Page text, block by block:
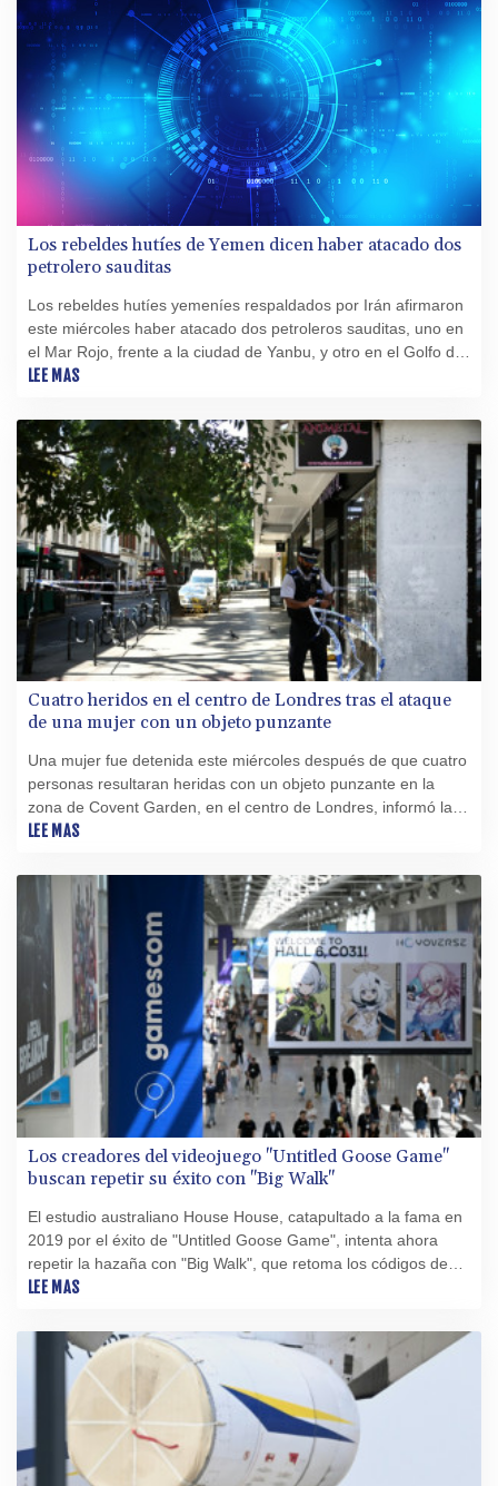
Los rebeldes hutíes de Yemen dicen haber atacado dos
petrolero sauditas
Los rebeldes hutíes yemeníes respaldados por Irán afirmaron
este miércoles haber atacado dos petroleros sauditas, uno en
el Mar Rojo, frente a la ciudad de Yanbu, y otro en el Golfo de
Adén.
LEE MAS
Cuatro heridos en el centro de Londres tras el ataque
de una mujer con un objeto punzante
Una mujer fue detenida este miércoles después de que cuatro
personas resultaran heridas con un objeto punzante en la
zona de Covent Garden, en el centro de Londres, informó la
policía de la capital británica, que descartó un móvil terrorista.
LEE MAS
Los creadores del videojuego "Untitled Goose Game"
buscan repetir su éxito con "Big Walk"
El estudio australiano House House, catapultado a la fama en
2019 por el éxito de "Untitled Goose Game", intenta ahora
repetir la hazaña con "Big Walk", que retoma los códigos de
los videojuegos de bajo presupuesto pensados para jugar en
LEE MAS